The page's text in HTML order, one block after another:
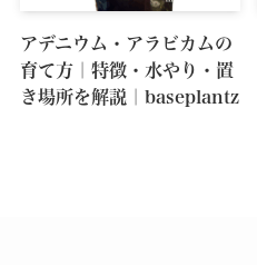
アデニウム・アラビカムの
育て方｜特徴・水やり・置
き場所を解説｜baseplantz